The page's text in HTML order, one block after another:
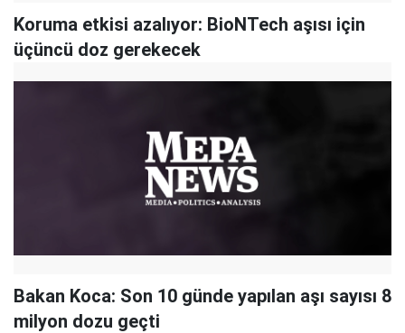
Koruma etkisi azalıyor: BioNTech aşısı için
üçüncü doz gerekecek
Bakan Koca: Son 10 günde yapılan aşı sayısı 8
milyon dozu geçti